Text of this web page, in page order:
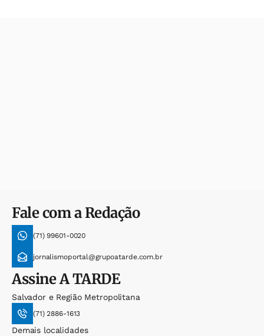
Fale com a Redação
(71) 99601-0020
jornalismoportal@grupoatarde.com.br
AssineA TARDE
Salvador e Região Metropolitana
(71) 2886-1613
Demais localidades